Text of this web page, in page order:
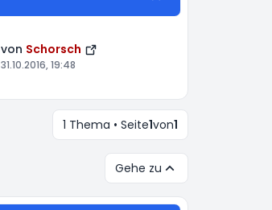
von Schorsch
31.10.2016, 19:48
1 Thema • Seite1von1
Gehe zu